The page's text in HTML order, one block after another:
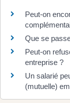
Peut-on
Que se
Peut-on
entreprise ?
Un salarié
(mutuelle)